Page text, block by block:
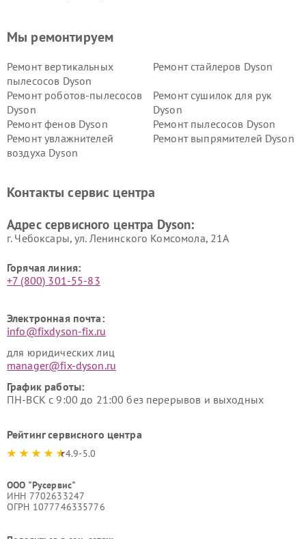
Мы ремонтируем
Ремонт вертикальных
пылесосов Dyson
Ремонт стайлеров Dyson
Ремонт роботов-пылесосов
Dyson
Ремонт сушилок для рук
Dyson
Ремонт фенов Dyson
Ремонт пылесосов Dyson
Ремонт увлажнителей
воздуха Dyson
Ремонт выпрямителей Dyson
Контакты сервис центра
Адрес сервисного центра Dyson:
г. Чебоксары, ул. Ленинского Комсомола, 21А
Горячая линия:
+7 (800) 301-55-83
Электронная почта:
info@fixdyson-fix.ru
для юридических лиц
manager@fix-dyson.ru
График работы:
ПН-ВСК с 9:00 до 21:00 без перерывов и выходных
Рейтинг сервисного центра
4.9-5.0
ООО "Русервис"
ИНН 7702633247
ОГРН 1077746335776